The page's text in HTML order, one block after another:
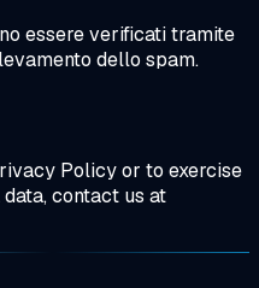
essere verificati tramite
dello spam.
Policy or to exercise
contact us at